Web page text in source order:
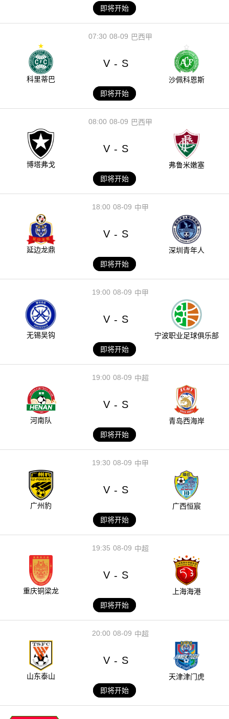
即将开始
08-09
07:30 巴西甲
科里蒂巴
V - S
沙佩科恩斯
即将开始
08-09
08:00 巴西甲
博塔弗戈
V - S
弗鲁米嫩塞
即将开始
08-09
18:00 中甲
延边龙鼎
V - S
深圳青年人
即将开始
08-09
19:00 中甲
无锡吴钩
V - S
宁波职业足球俱乐部
即将开始
08-09
19:00 中超
河南队
V - S
青岛西海岸
即将开始
08-09
19:30 中甲
广州豹
V - S
广西恒宸
即将开始
08-09
19:35 中超
重庆铜梁龙
V - S
上海海港
即将开始
08-09
20:00 中超
山东泰山
V - S
天津津门虎
即将开始